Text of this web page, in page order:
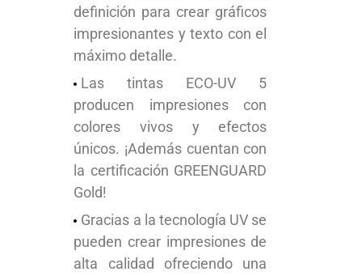
definición para crear gráficos
impresionantes y texto con el
máximo detalle.
Las tintas ECO-UV 5
producen impresiones con
colores vivos y efectos
únicos. ¡Además cuentan con
la certificación GREENGUARD
Gold!
Gracias a la tecnología UV se
pueden crear impresiones de
alta calidad ofreciendo una